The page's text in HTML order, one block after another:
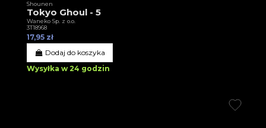
Shounen
Tokyo Ghoul - 5
Waneko Sp. z o.o.
3T18968
17,95 zł
Dodaj do koszyka
Wysyłka w 24 godzin